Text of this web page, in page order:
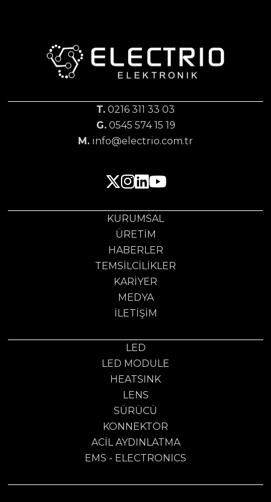
T. 0216 311 33 03
G.0545 574 15 19
M. info@electrio.com.tr
KURUMSAL
ÜRETIM
HABERLER
TEMSILCILIKLER
KARIYER
MEDYA
İLETIŞIM
LED
LED MODULE
HEATSINK
LENS
SÜRÜCÜ
KONNEKTÖR
ACİL AYDINLATMA
EMS - ELECTRONICS